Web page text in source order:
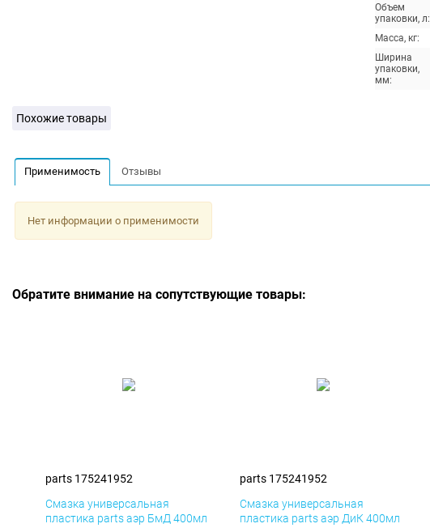
Объем
упаковки, л:
Масса, кг:
Ширина
упаковки,
мм:
Похожие товары
Применимость Отзывы
Нет информации о применимости
Обратите внимание на сопутствующие товары:
parts 175241952
Смазка универсальная
пластика parts аэр БмД 400мл
parts 175241952
Смазка универсальная
пластика parts аэр ДиК 400мл